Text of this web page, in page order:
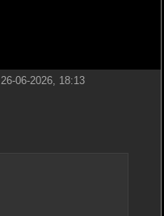
26-06-2026, 18:13